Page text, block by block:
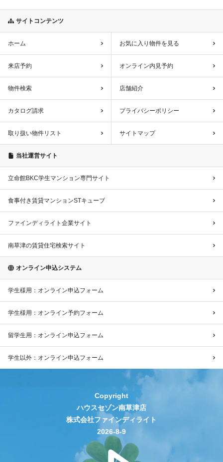
サイトコンテンツ
ホーム お気に入り物件を見る
来店予約 オンライン内見予約
物件検索 店舗紹介
カタログ請求 プライバシーポリシー
取り扱い物件リスト サイトマップ
当社運営サイト
立命館BKC学生マンション専門サイト
食事付き賃貸マンションSTキューブ
ファインディライト企業サイト
南草津の賃貸住宅検索サイト
オンライン申込システム
学生様用：オンライン申込フォーム
学生様用：オンライン予約フォーム
留学生用：オンライン申込フォーム
学生以外：オンライン申込フォーム
Copyright
ハウスセゾン南草津店
株式会社ファインディライト
2026-8-9